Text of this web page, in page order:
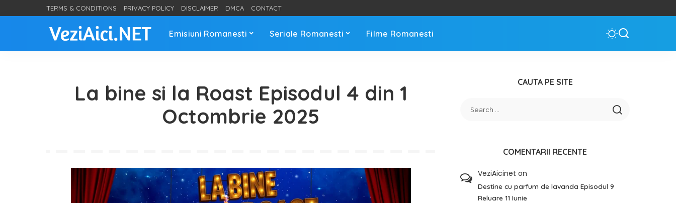
TERMS & CONDITIONS PRIVACY POLICY DISCLAIMER DMCA CONTACT
Emisiuni Romanesti Seriale Romanesti Filme Romanesti
La bine si la Roast Episodul 4 din 1
Octombrie 2025
CAUTA PE SITE
COMENTARII RECENTE
VeziAicinet on
Destine cu parfum de lavanda Episodul 9
Reluare 11 Iunie